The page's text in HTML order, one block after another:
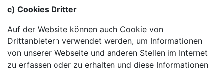
c) Cookies Dritter
Auf der Website können auch Cookie von
Drittanbietern verwendet werden, um Informationen
von unserer Webseite und anderen Stellen im Internet
zu erfassen oder zu erhalten und diese Informationen